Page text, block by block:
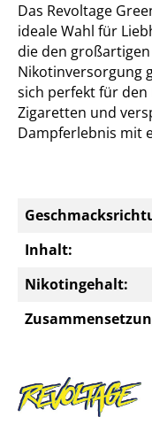
Das Revoltage
ideale Wahl für
die den
Nikotinversorgung
sich perfekt für den
Zigaretten und
Dampferlebnis mit
Inhalt:
Nikotingehalt: